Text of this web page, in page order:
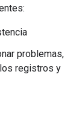
problemas,
registros y